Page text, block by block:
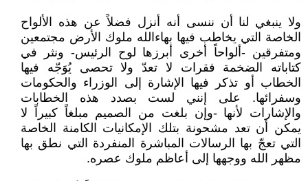
ولا ينبغي لنا أن ننسى أنه أنزل فضلاً عن هذه الألواح
الخاصة التي يخاطب فيها بهاءالله ملوك الأرض مجتمعين
ومتفرقين -ألواحاً أخرى أبرزها لوح الرئيس- ونثر في
كتاباته الضخمة فقرات لا تعدّ ولا تحصى يُوَجّه فيها
الخطاب أو تذكر فيها الإشارة إلى الوزراء والحكومات
وسفرائها. على إنني لست بصدد هذه الخطابات
والإشارات لأنها -وإن بلغت من الصميم مبلغاً كبيراً لا
يمكن أن تعد مشحونة بتلك الإمكانيات الكامنة الخاصة
التي تعجّ بها الرسالات المباشرة المنفردة التي نطق بها
مظهر الله ووجهها إلى أعاظم ملوك عصره.